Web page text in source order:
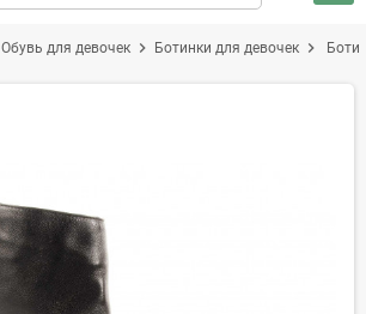
Обувь для девочек chevron_right Ботинки для девочек chevron_right